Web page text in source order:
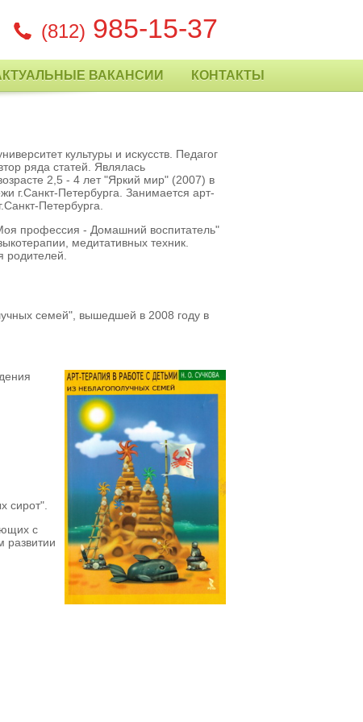
(812) 985-15-37
ВАКАНСИИ КОНТАКТЫ
культуры и искусств. Педагог
ряда статей. Являлась
2,5 - 4 лет "Яркий мир" (2007) в
г.Санкт-Петербурга. Занимается арт-
Петербурга.
профессия - Домашний воспитатель"
медитативных техник.
родителей.
семей", вышедшей в 2008 году в
сирот".
с
развитии